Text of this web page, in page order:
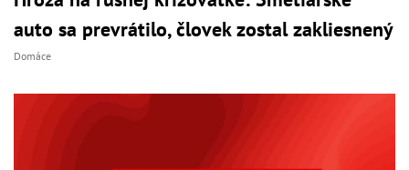
auto sa prevrátilo, človek zostal zakliesnený
Domáce